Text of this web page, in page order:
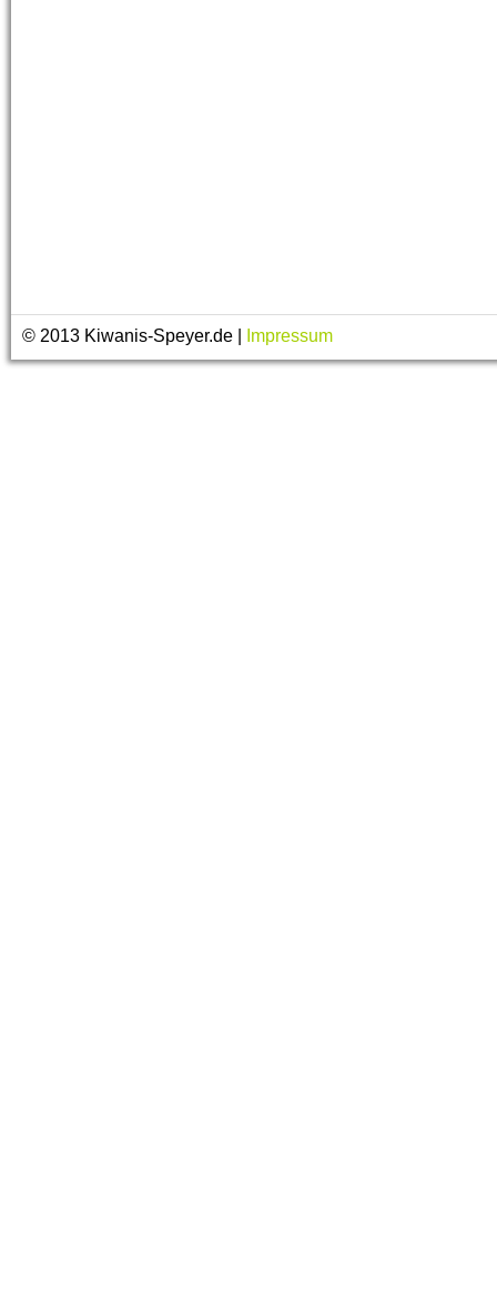
© 2013 Kiwanis-Speyer.de | Impressum